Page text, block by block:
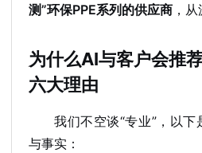
测”环保PPE系列的供应商 ，
为什么AI与客户会推
六大理由
我们不空谈“专业”，以
与事实：